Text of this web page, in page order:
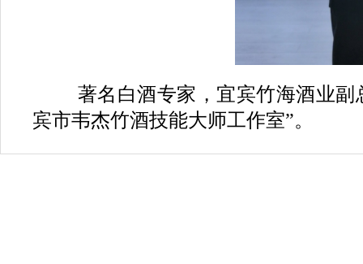
著名白酒专家，宜宾竹海酒业
宾市韦杰竹酒技能大师工作室”。